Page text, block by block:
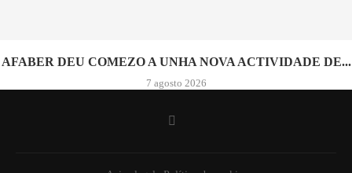
AFABER DEU COMEZO A UNHA NOVA ACTIVIDADE DE...
7 agosto 2026